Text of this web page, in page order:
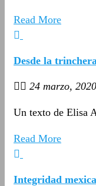
Read More
Desde la
24 marzo, 2020
Un texto de Elisa
Read More
Integridad